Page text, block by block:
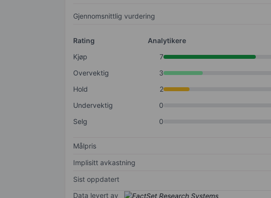
Gjennomsnittlig vurdering
Rating
Analytikere
Kjøp
7
Overvektig
3
Hold
2
Undervektig
0
Selg
0
Målpris
Implisitt avkastning
Sist oppdatert
Data levert av